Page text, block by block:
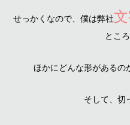
せっかくなので、僕は弊社
とこ
ほかにどんな形があるの
そして、切